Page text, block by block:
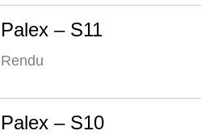
Palex – S11
Rendu
Palex – S10